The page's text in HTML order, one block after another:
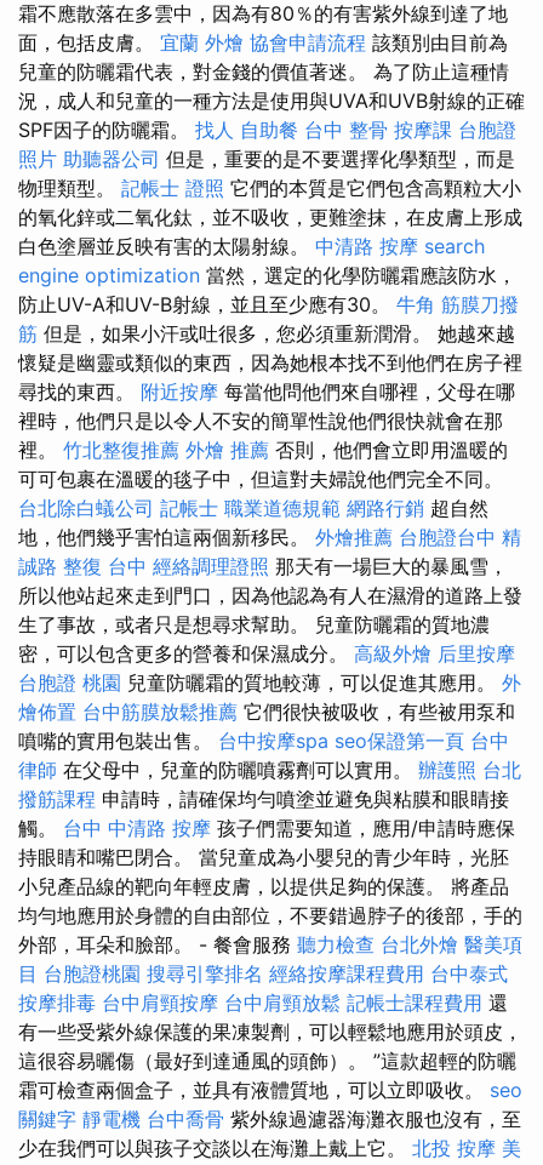
霜不應散落在多雲中，因為有80％的有害紫外線到達了地
面，包括皮膚。 宜蘭 外燴 協會申請流程 該類別由目前為
兒童的防曬霜代表，對金錢的價值著迷。 為了防止這種情
況，成人和兒童的一種方法是使用與UVA和UVB射線的正確
SPF因子的防曬霜。 找人 自助餐 台中 整骨 按摩課 台胞證
照片 助聽器公司 但是，重要的是不要選擇化學類型，而是
物理類型。 記帳士 證照 它們的本質是它們包含高顆粒大小
的氧化鋅或二氧化鈦，並不吸收，更難塗抹，在皮膚上形成
白色塗層並反映有害的太陽射線。 中清路 按摩 search
engine optimization 當然，選定的化學防曬霜應該防水，
防止UV-A和UV-B射線，並且至少應有30。 牛角 筋膜刀撥
筋 但是，如果小汗或吐很多，您必須重新潤滑。 她越來越
懷疑是幽靈或類似的東西，因為她根本找不到他們在房子裡
尋找的東西。 附近按摩 每當他問他們來自哪裡，父母在哪
裡時，他們只是以令人不安的簡單性說他們很快就會在那
裡。 竹北整復推薦 外燴 推薦 否則，他們會立即用溫暖的
可可包裹在溫暖的毯子中，但這對夫婦說他們完全不同。
台北除白蟻公司 記帳士 職業道德規範 網路行銷 超自然
地，他們幾乎害怕這兩個新移民。 外燴推薦 台胞證台中 精
誠路 整復 台中 經絡調理證照 那天有一場巨大的暴風雪，
所以他站起來走到門口，因為他認為有人在濕滑的道路上發
生了事故，或者只是想尋求幫助。 兒童防曬霜的質地濃
密，可以包含更多的營養和保濕成分。 高級外燴 后里按摩
台胞證 桃園 兒童防曬霜的質地較薄，可以促進其應用。 外
燴佈置 台中筋膜放鬆推薦 它們很快被吸收，有些被用泵和
噴嘴的實用包裝出售。 台中按摩spa seo保證第一頁 台中
律師 在父母中，兒童的防曬噴霧劑可以實用。 辦護照 台北
撥筋課程 申請時，請確保均勻噴塗並避免與粘膜和眼睛接
觸。 台中 中清路 按摩 孩子們需要知道，應用/申請時應保
持眼睛和嘴巴閉合。 當兒童成為小嬰兒的青少年時，光胚
小兒產品線的靶向年輕皮膚，以提供足夠的保護。 將產品
均勻地應用於身體的自由部位，不要錯過脖子的後部，手的
外部，耳朵和臉部。 - 餐會服務 聽力檢查 台北外燴 醫美項
目 台胞證桃園 搜尋引擎排名 經絡按摩課程費用 台中泰式
按摩排毒 台中肩頸按摩 台中肩頸放鬆 記帳士課程費用 還
有一些受紫外線保護的果凍製劑，可以輕鬆地應用於頭皮，
這很容易曬傷（最好到達通風的頭飾）。 ”這款超輕的防曬
霜可檢查兩個盒子，並具有液體質地，可以立即吸收。 seo
關鍵字 靜電機 台中喬骨 紫外線過濾器海灘衣服也沒有，至
少在我們可以與孩子交談以在海灘上戴上它。 北投 按摩 美